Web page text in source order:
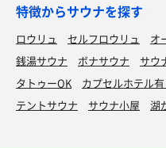
特徴からサウナを探す
ロウリュ セルフロウリュ オ
銭湯サウナ
ボナサウナ サウ
タトゥーOK
カプセルホテル有
テントサウナ
サウナ小屋 湖